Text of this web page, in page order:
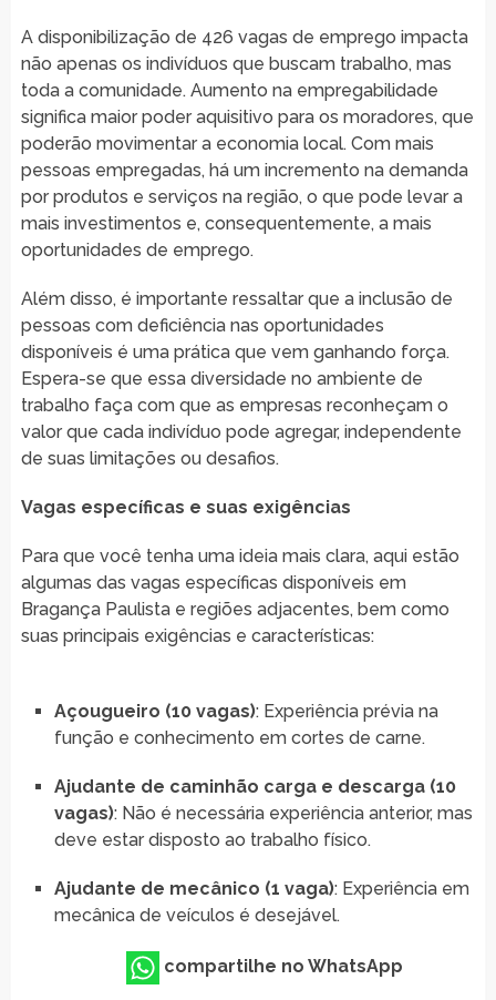
A disponibilização de 426 vagas de emprego impacta
não apenas os indivíduos que buscam trabalho, mas
toda a comunidade. Aumento na empregabilidade
significa maior poder aquisitivo para os moradores, que
poderão movimentar a economia local. Com mais
pessoas empregadas, há um incremento na demanda
por produtos e serviços na região, o que pode levar a
mais investimentos e, consequentemente, a mais
oportunidades de emprego.
Além disso, é importante ressaltar que a inclusão de
pessoas com deficiência nas oportunidades
disponíveis é uma prática que vem ganhando força.
Espera-se que essa diversidade no ambiente de
trabalho faça com que as empresas reconheçam o
valor que cada indivíduo pode agregar, independente
de suas limitações ou desafios.
Vagas específicas e suas exigências
Para que você tenha uma ideia mais clara, aqui estão
algumas das vagas específicas disponíveis em
Bragança Paulista e regiões adjacentes, bem como
suas principais exigências e características:
Açougueiro (10 vagas): Experiência prévia na
função e conhecimento em cortes de carne.
Ajudante de caminhão carga e descarga (10
vagas): Não é necessária experiência anterior, mas
deve estar disposto ao trabalho físico.
Ajudante de mecânico (1 vaga): Experiência em
mecânica de veículos é desejável.
compartilhe no WhatsApp